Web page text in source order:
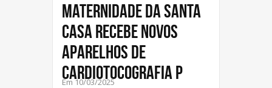
Maternidade da Santa
Casa recebe novos
aparelhos de
cardiotocografia p
Em 10/03/2025